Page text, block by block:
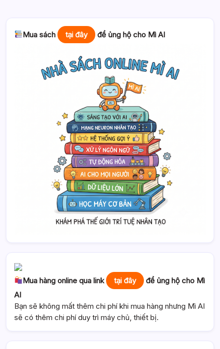
Mua sách tại đây để ủng hộ cho Mì AI
Mua hàng online qua link tại đây
để ủng hộ cho Mì
AI
Bạn sẽ không mất thêm chi phí khi mua hàng nhưng Mì AI
sẽ có thêm chi phí duy trì máy chủ, thiết bị.